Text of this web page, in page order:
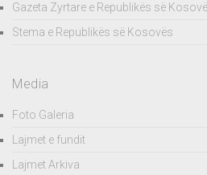
Gazeta Zyrtare e Republikës së
Stema e Republikës së Kosovës
Media
Foto Galeria
Lajmet e fundit
Lajmet Arkiva